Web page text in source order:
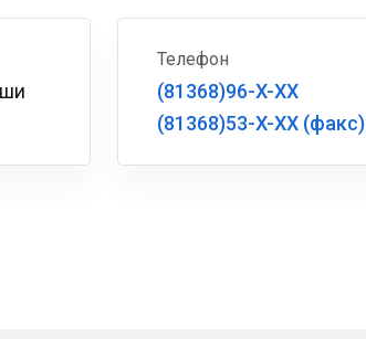
Телефон
(81368)96-X-XX
(81368)53-X-XX (факс)